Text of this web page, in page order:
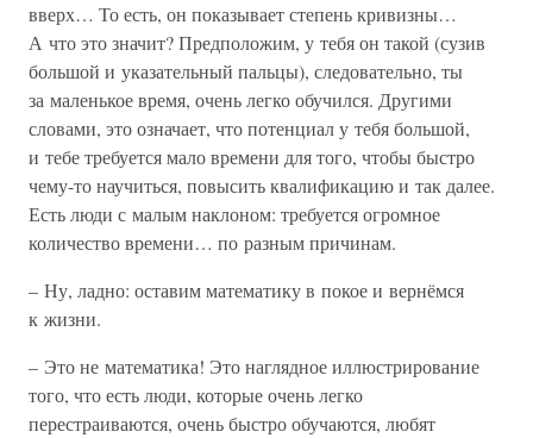
вверх… То есть, он показывает степень кривизны…
А что это значит? Предположим, у тебя он такой (сузив
большой и указательный пальцы), следовательно, ты
за маленькое время, очень легко обучился. Другими
словами, это означает, что потенциал у тебя большой,
и тебе требуется мало времени для того, чтобы быстро
чему-то научиться, повысить квалификацию и так далее.
Есть люди с малым наклоном: требуется огромное
количество времени… по разным причинам.
– Ну, ладно: оставим математику в покое и вернёмся
к жизни.
– Это не математика! Это наглядное иллюстрирование
того, что есть люди, которые очень легко
перестраиваются, очень быстро обучаются, любят